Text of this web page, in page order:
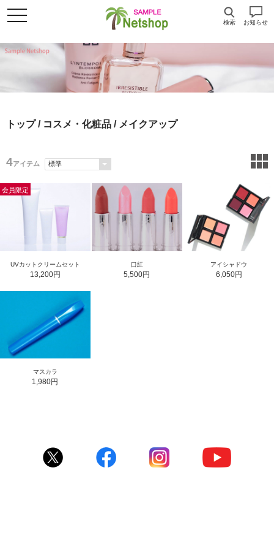
検索 お知らせ
トップ/ コスメ・化粧品 / メイクアップ
4アイテム
会員限定
UVカットクリームセット
13,200円
口紅
5,500円
アイシャドウ
6,050円
マスカラ
1,980円